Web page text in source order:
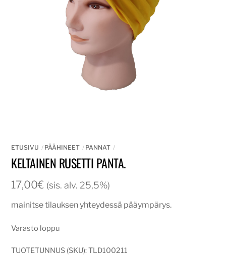
ETUSIVU PÄÄHINEET PANNAT
KELTAINEN RUSETTI PANTA.
17,00€ (sis. alv. 25,5%)
mainitse tilauksen yhteydessä pääympärys.
Varasto loppu
TUOTETUNNUS (SKU):TLD100211